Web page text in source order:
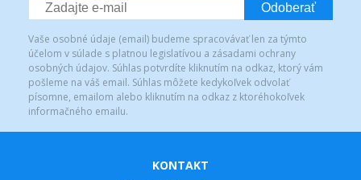
Odoberať
Vaše osobné údaje (email) budeme spracovávať len za týmto
účelom v súlade s platnou legislatívou a zásadami ochrany
osobných údajov. Súhlas potvrdíte kliknutím na odkaz, ktorý vám
pošleme na váš email. Súhlas môžete kedykoľvek odvolať
písomne, emailom alebo kliknutím na odkaz z ktoréhokoľvek
informačného emailu.
KONTAKT